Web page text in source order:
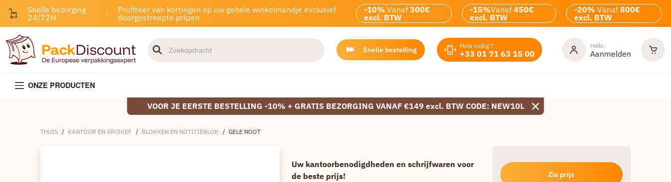
Snelle bezorging
24/72H
-
Profiteer van kortingen op uw gehele winkelmandje exclusief
doorgestreepte prijzen
-10% Vanaf 300€
excl. BTW
-15%Vanaf 450€
excl. BTW
-20% Vanaf 800€
excl. BTW
Snelle bestelling Hulp nodig ?
+33 01 71 63 15 00
Hallo,
Aanmelden
ONZE PRODUCTEN
VOOR JE EERSTE BESTELLING -10% + GRATIS BEZORGING VANAF €149 excl. BTW CODE: NEW10L
THUIS / KANTOOR EN ARCHIEF / BLOKKEN EN NOTITIEBLOK / GELE NOOT
Uw kantoorbenodigdheden en schrijfwaren voor
de beste prijs!
Zie prijs